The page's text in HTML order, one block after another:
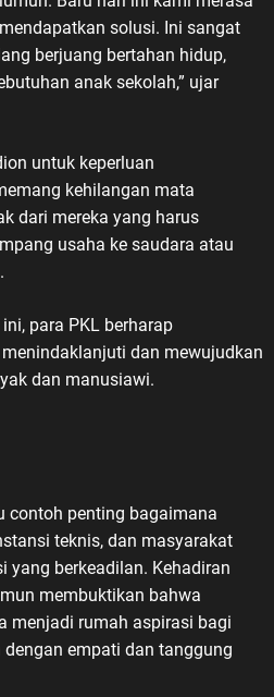
solusi. Ini sangat
berjuang bertahan hidup,
anak sekolah,” ujar
untuk keperluan
kehilangan mata
dari mereka yang harus
usaha ke saudara atau
para PKL berharap
dan mewujudkan
dan manusiawi.
contoh penting bagaimana
teknis, dan masyarakat
yang berkeadilan. Kehadiran
membuktikan bahwa
menjadi rumah aspirasi bagi
empati dan tanggung